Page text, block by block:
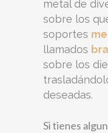
metal de
sobre los
soportes
llamados
sobre los
deseadas.
Si tienes